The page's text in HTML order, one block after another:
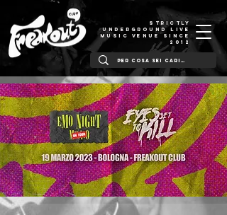
STRICTLY
UNDERGROUND LIVE
MUSIC VENUE SINCE
2012